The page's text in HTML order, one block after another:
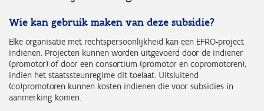
Wie kan gebruik maken van deze subsidie?
Elke organisatie met rechtspersoonlijkheid kan een EFRO-project
indienen. Projecten kunnen worden uitgevoerd door de indiener
(promotor) of door een consortium (promotor en copromotoren),
indien het staatssteunregime dit toelaat. Uitsluitend
(co)promotoren kunnen kosten indienen die voor subsidies in
aanmerking komen.